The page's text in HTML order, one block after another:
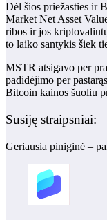
Dėl šios priežasties ir
Market Net Asset
ribos ir jos
to laiko santykis šiek
MSTR atsigavo per
padidėjimo per
Bitcoin kainos šuoliu
Susiję straipsniai:
Geriausia piniginė –